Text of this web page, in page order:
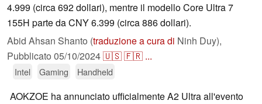
4.999 (circa 692 dollari), mentre il modello Core Ultra 7
155H parte da CNY 6.399 (circa 886 dollari).
Abid Ahsan Shanto (traduzione a cura di Ninh Duy),
Pubblicato 05/10/2024🇺🇸🇫🇷 ...
Intel Gaming Handheld
AOKZOE ha annunciato ufficialmente A2 Ultra all'evento